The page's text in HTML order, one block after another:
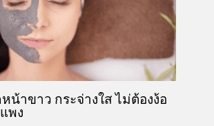
น้าขาว กระจ่างใส ไม่ต้องง้อ
พง